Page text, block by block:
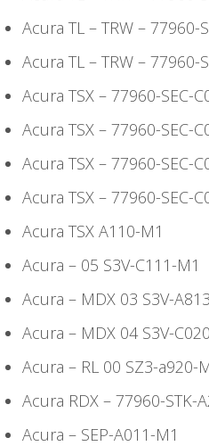
Acura TL – TRW – 77960-
Acura TL – TRW – 77960-
Acura TSX – 77960-SEC-
Acura TSX – 77960-SEC-
Acura TSX – 77960-SEC-
Acura TSX – 77960-SEC-
Acura TSX A110-M1
Acura – 05 S3V-C111-M1
Acura – MDX 03 S3V-
Acura – MDX 04 S3V-
Acura – RL 00 SZ3-a920-
Acura RDX – 77960-STK-
Acura – SEP-A011-M1